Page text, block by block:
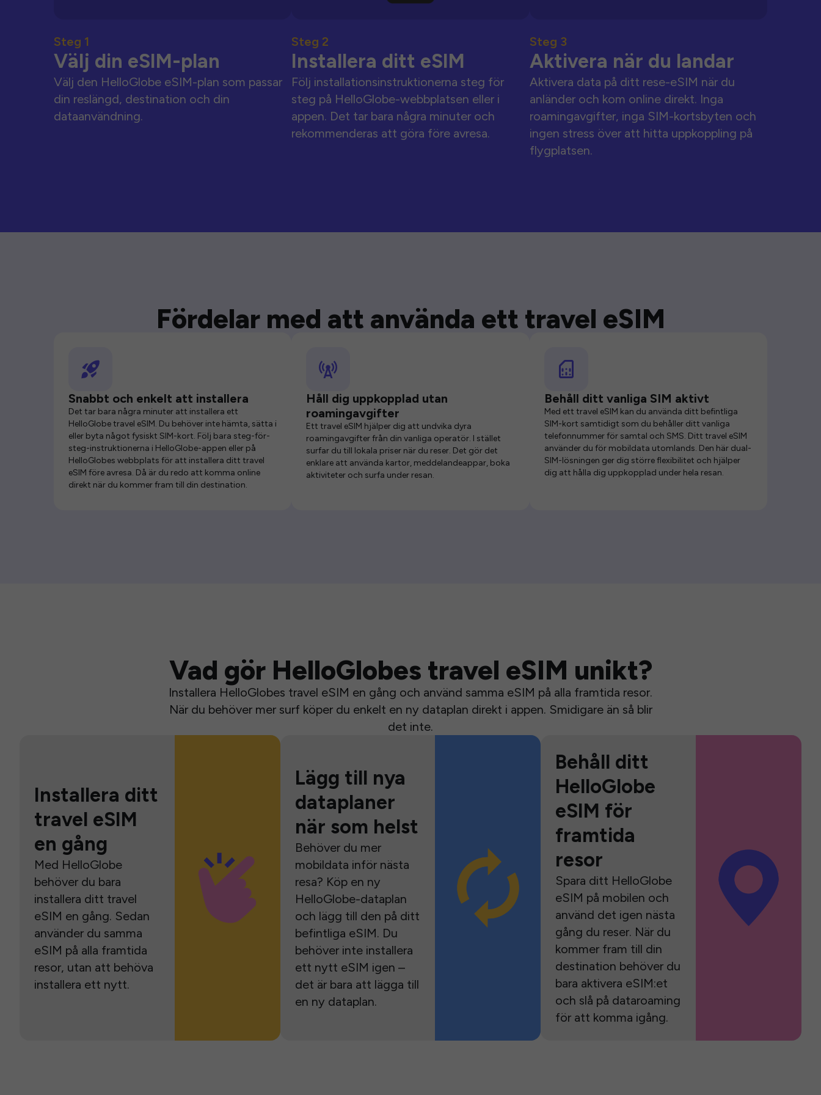
Steg 1
Välj din eSIM-plan
Välj den HelloGlobe eSIM-plan som passar
din reslängd, destination och din
dataanvändning.
Steg 2
Installera ditt eSIM
Följ installationsinstruktionerna steg för
steg på HelloGlobe-webbplatsen eller i
appen. Det tar bara några minuter och
rekommenderas att göra före avresa.
Steg 3
Aktivera när du landar
Aktivera data på ditt rese-eSIM när du
anländer och kom online direkt. Inga
roamingavgifter, inga SIM-kortsbyten och
ingen stress över att hitta uppkoppling på
flygplatsen.
Fördelar med att använda ett travel eSIM
Snabbt och enkelt att installera
Det tar bara några minuter att installera ett
HelloGlobe travel eSIM. Du behöver inte hämta, sätta i
eller byta något fysiskt SIM-kort. Följ bara steg-för-
steg-instruktionerna i HelloGlobe-appen eller på
HelloGlobes webbplats för att installera ditt travel
eSIM före avresa. Då är du redo att komma online
direkt när du kommer fram till din destination.
Håll dig uppkopplad utan
roamingavgifter
Ett travel eSIM hjälper dig att undvika dyra
roamingavgifter från din vanliga operatör. I stället
surfar du till lokala priser när du reser. Det gör det
enklare att använda kartor, meddelandeappar, boka
aktiviteter och surfa under resan.
Behåll ditt vanliga SIM aktivt
Med ett travel eSIM kan du använda ditt befintliga
SIM-kort samtidigt som du behåller ditt vanliga
telefonnummer för samtal och SMS. Ditt travel eSIM
använder du för mobildata utomlands. Den här dual-
SIM-lösningen ger dig större flexibilitet och hjälper
dig att hålla dig uppkopplad under hela resan.
Vad gör HelloGlobes travel eSIM unikt?
Installera HelloGlobes travel eSIM en gång och använd samma eSIM på alla framtida resor.
När du behöver mer surf köper du enkelt en ny dataplan direkt i appen. Smidigare än så blir
det inte.
Installera ditt
travel eSIM
en gång
Med HelloGlobe
behöver du bara
installera ditt travel
eSIM en gång. Sedan
använder du samma
eSIM på alla framtida
resor, utan att behöva
installera ett nytt.
Lägg till nya
dataplaner
när som helst
Behöver du mer
mobildata inför nästa
resa? Köp en ny
HelloGlobe-dataplan
och lägg till den på ditt
befintliga eSIM. Du
behöver inte installera
ett nytt eSIM igen –
det är bara att lägga till
en ny dataplan.
Behåll ditt
HelloGlobe
eSIM för
framtida
resor
Spara ditt HelloGlobe
eSIM på mobilen och
använd det igen nästa
gång du reser. När du
kommer fram till din
destination behöver du
bara aktivera eSIM:et
och slå på dataroaming
för att komma igång.